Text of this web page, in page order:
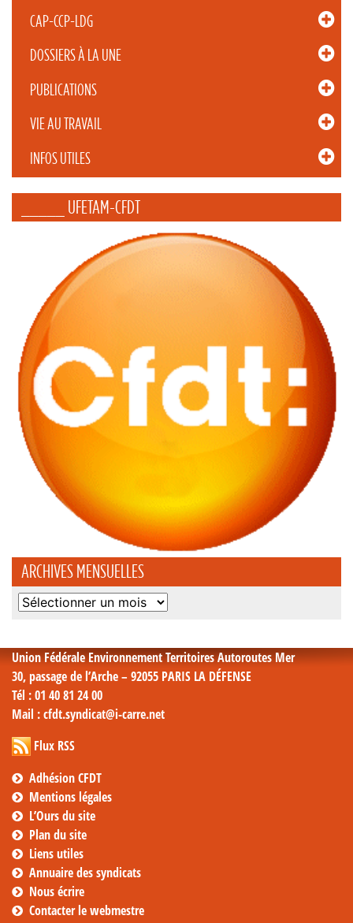
CAP-CCP-LDG
DOSSIERS À LA UNE
PUBLICATIONS
VIE AU TRAVAIL
INFOS UTILES
_____ UFETAM-CFDT
ARCHIVES MENSUELLES
Archives
Union Fédérale Environnement Territoires Autoroutes Mer
30, passage de l’Arche – 92055 PARIS LA DÉFENSE
Tél : 01 40 81 24 00
Mail : cfdt.syndicat@i-carre.net
Flux RSS
Adhésion CFDT
Mentions légales
L’Ours du site
Plan du site
Liens utiles
Annuaire des syndicats
Nous écrire
Contacter le webmestre